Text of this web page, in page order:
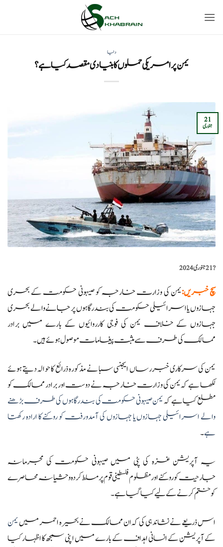
دنیا
یمن پر امریکی حملوں کا بنیادی مقصد کیا ہے؟
21
جنوری
?️21 جنوری 2024
سچ خبریں:یمن کی وزارت خارجہ کو صیہونی حکومت کے بحری
جہازوں یا اسرائیلی حکومت کی بندرگاہوں پر جانے والے بحری
جہازوں کے خلاف یمن کی فوجی کارروائیوں کے بارے میں برادر
ممالک کی طرف سے مثبت پیغامات موصول ہوئے ہیں۔
یمن کی سرکاری خبررساں ایجنسی سبا نے مذکورہ ذرائع کا حوالہ دیتے ہوئے
لکھا ہے کہ یمن کی وزارت خارجہ نے دوست اور برادر ممالک کو
مطلع کیا ہے کہیمن صیہونی حکومت کی بندرگاہوں کی طرف بڑھنے
والے اسرائیلی جہازوں یا جہازوں کی آمدورفت کو روکنے کا ارادہ رکھتا
ہے۔
یہ آپریشن غزہ کی پٹی میں صیہونی حکومت کی مجرمانہ
جارحیت کو روکنے اور مظلوم فلسطینی قوم پر مسلط کردہ وحشیانہ محاصرے
کو ختم کرنے کے لیے کیا گیا ہے۔
اس ذریعے نے نشاندہی کی کہ ان ممالک نے بحیرہ احمر میںیمن
کے آپریشن کے انسانی اہداف کے بارے میں اپنی سمجھ کا اظہار کیا